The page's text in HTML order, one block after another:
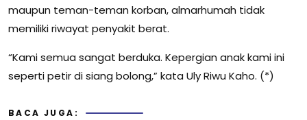
maupun teman-teman korban, almarhumah tidak
memiliki riwayat penyakit berat.
“Kami semua sangat berduka. Kepergian anak kami ini
seperti petir di siang bolong,” kata Uly Riwu Kaho. (*)
BACA JUGA: